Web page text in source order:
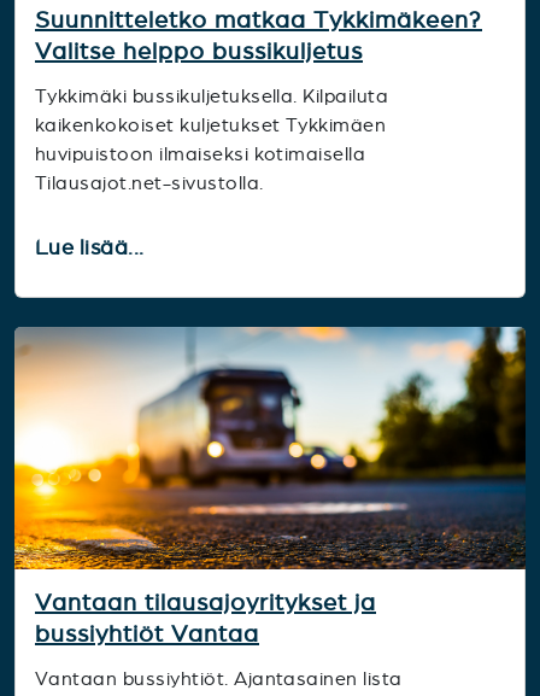
Suunnitteletko matkaa Tykkimäkeen?
Valitse helppo bussikuljetus
Tykkimäki bussikuljetuksella. Kilpailuta
kaikenkokoiset kuljetukset Tykkimäen
huvipuistoon ilmaiseksi kotimaisella
Tilausajot.net-sivustolla.
Lue lisää...
Vantaan tilausajoyritykset ja
bussiyhtiöt Vantaa
Vantaan bussiyhtiöt. Ajantasainen lista